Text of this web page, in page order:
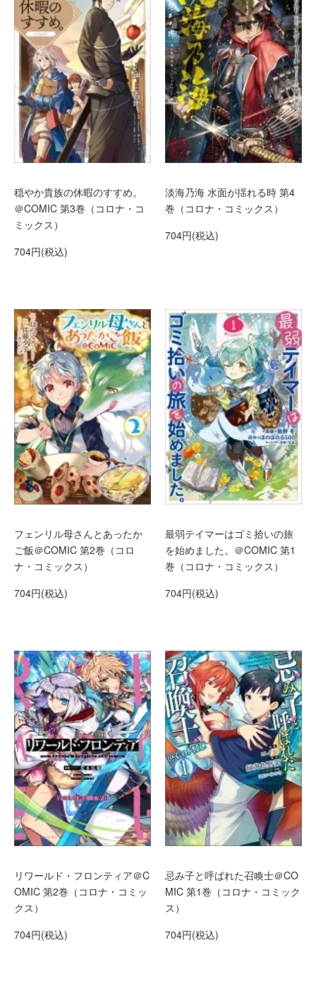
穏やか貴族の休暇のすすめ。
＠COMIC 第3巻（コロナ・コ
ミックス）
704円(税込)
淡海乃海 水面が揺れる時 第4
巻（コロナ・コミックス）
704円(税込)
フェンリル母さんとあったか
ご飯＠COMIC 第2巻（コロ
ナ・コミックス）
704円(税込)
最弱テイマーはゴミ拾いの旅
を始めました。＠COMIC 第1
巻（コロナ・コミックス）
704円(税込)
リワールド・フロンティア＠C
OMIC 第2巻（コロナ・コミッ
クス）
704円(税込)
忌み子と呼ばれた召喚士＠CO
MIC 第1巻（コロナ・コミック
ス）
704円(税込)